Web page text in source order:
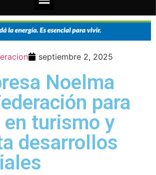
septiembre 2, 2025
Noelma
para
turismo y
desarrollos